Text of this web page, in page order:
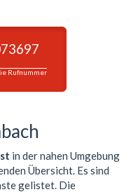
Rufnummer
in der nahen Umgebung
Übersicht. Es sind
gelistet. Die